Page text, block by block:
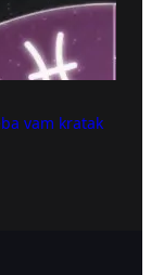
vam kratak